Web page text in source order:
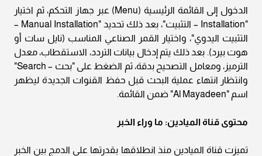
الدخول إلى القائمة الرئيسية (Menu) عبر جهاز التحكم، ثم اختيار
"Installation – التثبيت"، بعد ذلك تحديد "Manual Installation –
التثبيت اليدوي"، واختيار القمر الصناعي المناسب (نايل سات أو
هوت بيرد). بعد ذلك يتم إدخال بيانات التردد، الاستقطاب، معدل
الترميز، ومعامل التصحيح بدقة، ثم الضغط على "بحث – Search"
وانتظار انتهاء عملية البحث قبل حفظ القنوات الجديدة ليظهر
اسم "Al Mayadeen" ضمن القائمة.
محتوى قناة الميادين: ما وراء الخبر
تميزت قناة الميادين منذ انطلاقها بقدرتها على الدمج بين الخبر